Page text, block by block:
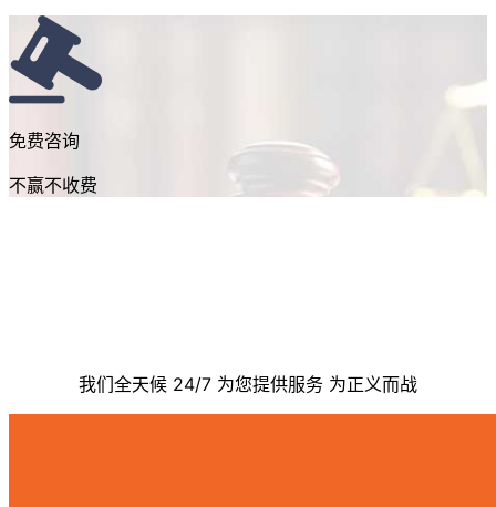
免费咨询
不赢不收费
我们全天候 24/7 为您提供服务 为正义而战